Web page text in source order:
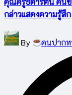
กล่าวแสดงความรู้สึก
Posted
by
By คนปากห